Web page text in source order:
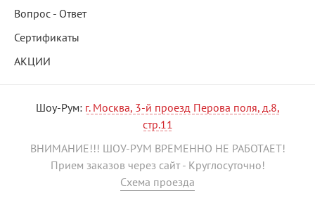
Вопрос - Ответ
Сертификаты
АКЦИИ
Шоу-Рум: г. Москва, 3-й проезд Перова поля, д.8,
стр.11
ВНИМАНИЕ!!! ШОУ-РУМ ВРЕМЕННО НЕ РАБОТАЕТ!
Прием заказов через сайт - Круглосуточно!
Схема проезда